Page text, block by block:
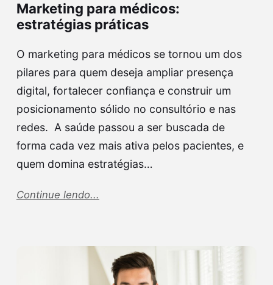
Marketing para médicos:
estratégias práticas
O marketing para médicos se tornou um dos
pilares para quem deseja ampliar presença
digital, fortalecer confiança e construir um
posicionamento sólido no consultório e nas
redes. A saúde passou a ser buscada de
forma cada vez mais ativa pelos pacientes, e
quem domina estratégias…
Continue lendo...